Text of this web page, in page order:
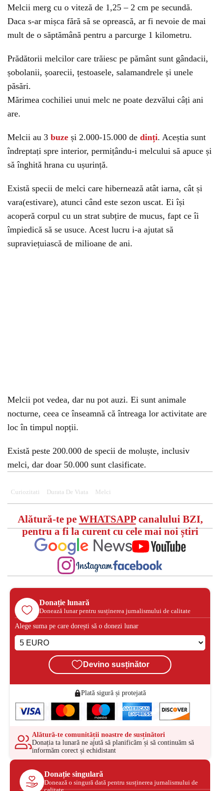
Melcii merg cu o viteză de 1,25 – 2 cm pe secundă.
Daca s-ar mișca fără să se oprească, ar fi nevoie de mai
mult de o săptămână pentru a parcurge 1 kilometru.
Prădătorii melcilor care trăiesc pe pământ sunt gândacii,
șobolanii, șoarecii, țestoasele, salamandrele și unele
păsări.
Mărimea cochiliei unui melc ne poate dezvălui câți ani
are.
Melcii au 3 buze și 2.000-15.000 de dinți. Aceștia sunt
îndreptați spre interior, permițându-i melcului să apuce și
să înghită hrana cu ușurință.
Există specii de melci care hibernează atât iarna, cât și
vara(estivare), atunci când este sezon uscat. Ei își
acoperă corpul cu un strat subțire de mucus, fapt ce îi
împiedică să se usuce. Acest lucru i-a ajutat să
supraviețuiască de milioane de ani.
Melcii pot vedea, dar nu pot auzi. Ei sunt animale
nocturne, ceea ce înseamnă că întreaga lor activitate are
loc în timpul nopții.
Există peste 200.000 de specii de moluște, inclusiv
melci, dar doar 50.000 sunt clasificate.
Curiozitati Durata De Viata Melci
Alătură-te pe WHATSAPPcanalului BZI,
pentru a fi la curent cu cele mai noi știri
Donație lunară
Donează lunar pentru susținerea jurnalismului de calitate
Alege suma pe care dorești să o donezi lunar
Devino susținător
Plată sigură și protejată
Alătură-te comunității noastre de susținători
Donația ta lunară ne ajută să planificăm și să continuăm să
informăm corect și echidistant
Donație singulară
Donează o singură dată pentru susținerea jurnalismului de